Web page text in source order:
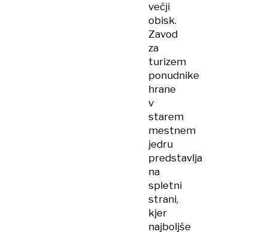
večji
obisk.
Zavod
za
turizem
ponudnike
hrane
v
starem
mestnem
jedru
predstavlja
na
spletni
strani,
kjer
najboljše